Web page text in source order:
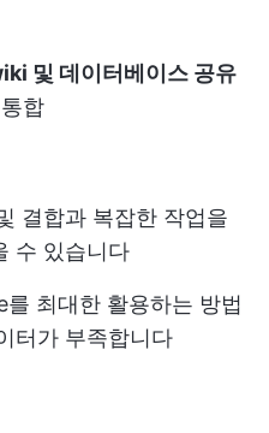
및 데이터베이스 공유
합
결합과 복잡한 작업을
수 있습니다
최대한 활용하는 방법
터가 부족합니다